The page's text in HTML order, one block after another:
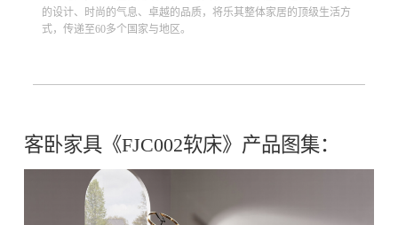
的设计、时尚的气息、卓越的品质，将乐其整体家居的顶级生活方
式，传递至60多个国家与地区。
客卧家具《FJC002软床》产品图集：